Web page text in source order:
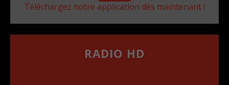
Téléchargez notre application dès maintenant !
RADIO HD